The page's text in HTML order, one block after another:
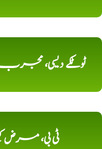
ٹوٹکے دیسی،
ٹی بی، مرض